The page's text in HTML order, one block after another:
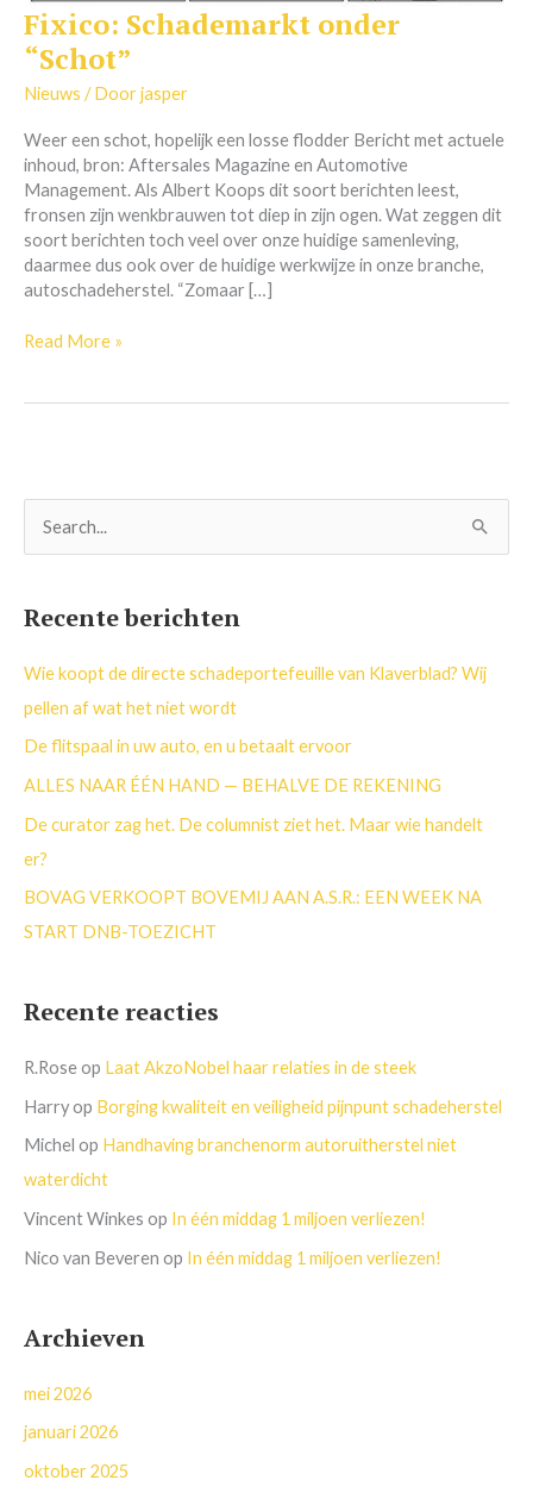
Fixico: Schademarkt onder
“Schot”
Nieuws / Doorjasper
Weer een schot, hopelijk een losse flodder Bericht met actuele
inhoud, bron: Aftersales Magazine en Automotive
Management. Als Albert Koops dit soort berichten leest,
fronsen zijn wenkbrauwen tot diep in zijn ogen. Wat zeggen dit
soort berichten toch veel over onze huidige samenleving,
daarmee dus ook over de huidige werkwijze in onze branche,
autoschadeherstel. “Zomaar […]
Fixico:
Schademarkt
onder
“Schot”
Read More »
n
a
a
r
Recente berichten
Wie koopt de directe schadeportefeuille van Klaverblad? Wij
pellen af wat het niet wordt
De flitspaal in uw auto, en u betaalt ervoor
ALLES NAAR ÉÉN HAND — BEHALVE DE REKENING
De curator zag het. De columnist ziet het. Maar wie handelt
er?
BOVAG VERKOOPT BOVEMIJ AAN A.S.R.: EEN WEEK NA
START DNB-TOEZICHT
Recente reacties
R.Roseop Laat AkzoNobel haar relaties in de steek
Harryop Borging kwaliteit en veiligheid pijnpunt schadeherstel
Michel op Handhaving branchenorm autoruitherstel niet
waterdicht
Vincent Winkes op In één middag 1 miljoen verliezen!
Nico van Beveren op In één middag 1 miljoen verliezen!
Archieven
mei 2026
januari 2026
oktober 2025